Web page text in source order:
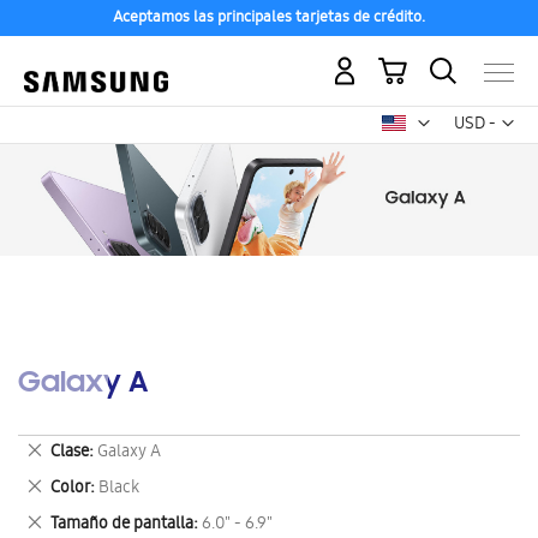
Aceptamos las principales tarjetas de crédito.
USD -
dólar
Mi carrito
Galaxy A
Clase Galaxy A
Eliminar
este
artículo
Color Black
Eliminar
este
Tamaño de pantalla 6.0" - 6.9"
Eliminar